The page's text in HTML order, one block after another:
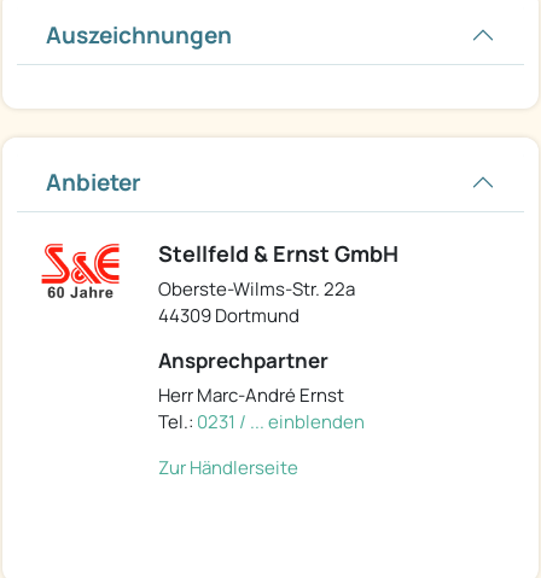
Auszeichnungen
Anbieter
Stellfeld & Ernst GmbH
Oberste-Wilms-Str. 22a
44309 Dortmund
Ansprechpartner
Herr Marc-André Ernst
Tel.: 0231 / ... einblenden
Zur Händlerseite